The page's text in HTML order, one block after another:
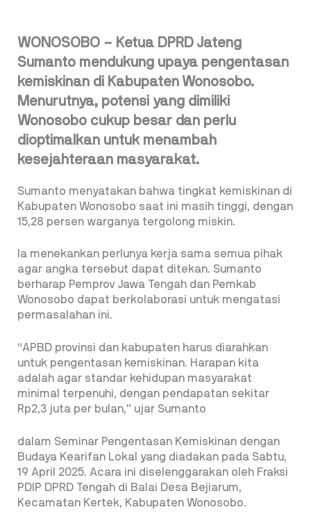
WONOSOBO – Ketua DPRD Jateng
Sumanto mendukung upaya pengentasan
kemiskinan di Kabupaten Wonosobo.
Menurutnya, potensi yang dimiliki
Wonosobo cukup besar dan perlu
dioptimalkan untuk menambah
kesejahteraan masyarakat.
Sumanto menyatakan bahwa tingkat kemiskinan di
Kabupaten Wonosobo saat ini masih tinggi, dengan
15,28 persen warganya tergolong miskin.
Ia menekankan perlunya kerja sama semua pihak
agar angka tersebut dapat ditekan. Sumanto
berharap Pemprov Jawa Tengah dan Pemkab
Wonosobo dapat berkolaborasi untuk mengatasi
permasalahan ini.
“APBD provinsi dan kabupaten harus diarahkan
untuk pengentasan kemiskinan. Harapan kita
adalah agar standar kehidupan masyarakat
minimal terpenuhi, dengan pendapatan sekitar
Rp2,3 juta per bulan,” ujar Sumanto
dalam Seminar Pengentasan Kemiskinan dengan
Budaya Kearifan Lokal yang diadakan pada Sabtu,
19 April 2025. Acara ini diselenggarakan oleh Fraksi
PDIP DPRD Tengah di Balai Desa Bejiarum,
Kecamatan Kertek, Kabupaten Wonosobo.